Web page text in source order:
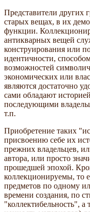
Представители других
старых вещах, в их
функции.
антикварных вещей
конструирования или
идентичности,
возможностей
экономических или
являются достаточно
сами обладают
последующими
т.п.
Приобретение таких
присвоению себе их
прежних владельцев,
автора, или просто
прошедшей эпохой.
коллекционируемы, то
предметов по одному
времени создания, по
"коллектибельность", а